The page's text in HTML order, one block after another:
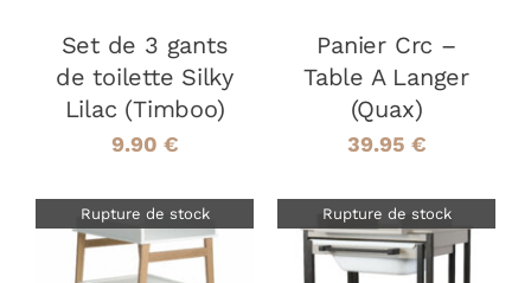
Set de 3 gants
de toilette Silky
Lilac (Timboo)
9.90 €
Panier Crc –
Table A Langer
(Quax)
39.95 €
Rupture de stock Rupture de stock